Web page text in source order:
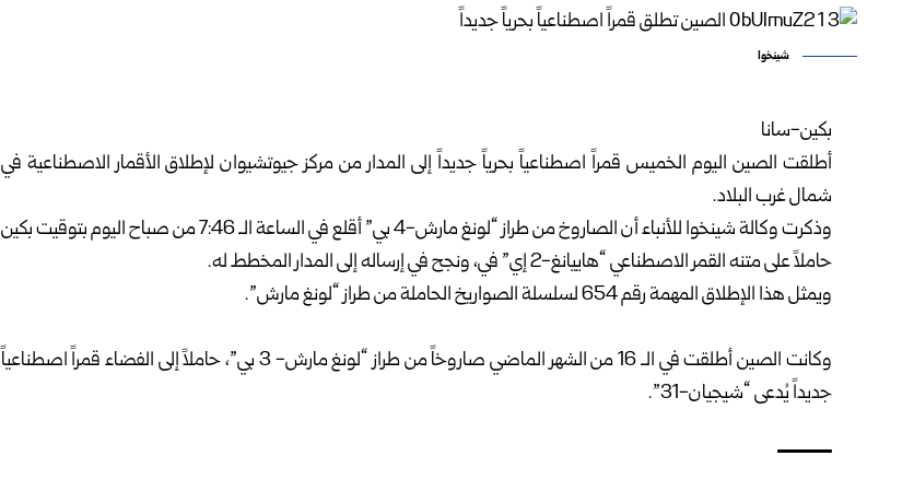
شينخوا
بكين-سانا‏
أطلقت الصين اليوم الخميس قمراً اصطناعياً بحرياً جديداً إلى المدار من مركز ‏جيوتشيوان لإطلاق الأقمار الاصطناعية في
شمال غرب البلاد.‏
وذكرت وكالة شينخوا للأنباء أن الصاروخ من طراز “لونغ مارش-4 بي” أقلع في ‏الساعة الـ 7:46 من صباح اليوم بتوقيت بكين
حاملاً على متنه القمر الاصطناعي “هاييانغ-‌‏2 إي” في، ونجح في إرساله إلى المدار المخطط له.‏
ويمثل هذا الإطلاق المهمة رقم 654 لسلسلة الصواريخ الحاملة من طراز “لونغ مارش”‏.‏
وكانت الصين أطلقت في الـ 16 من الشهر الماضي صاروخاً من طراز “لونغ مارش- 3 بي”، ‏حاملاً إلى الفضاء ‏قمراً اصطناعياً
جديداً يُدعى “شيجيان-31”.‏